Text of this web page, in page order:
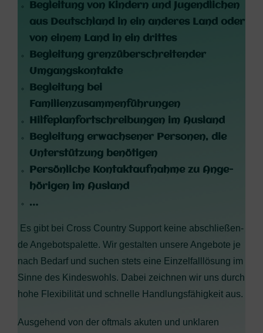
Beglei­tung von Kin­dern und Jugend­li­chen
aus Deutsch­land in ein ande­res Land oder
von einem Land in ein drittes
Beglei­tung grenz­über­schrei­ten­der
Umgangskontakte
Beglei­tung bei
Familienzusammenführungen
Hil­fe­plan­fort­schrei­bun­gen im Ausland
Beglei­tung erwach­se­ner Per­so­nen, die
Unter­stüt­zung benötigen
Per­sön­li­che Kon­takt­auf­nah­me zu Ange­
hö­ri­gen im Ausland
…
Es gibt bei Cross Coun­try Sup­port kei­ne abschlie­ßen­
de Ange­bots­pa­let­te. Wir gestal­ten unse­re Ange­bo­te je
nach Bedarf und suchen stets eine Ein­zel­fall­lö­sung im
Sin­ne des Kin­des­wohls. Dabei zeich­nen wir uns durch
hohe Fle­xi­bi­li­tät und schnel­le Hand­lungs­fä­hig­keit aus.
Aus­ge­hend von der oft­mals aku­ten und unkla­ren